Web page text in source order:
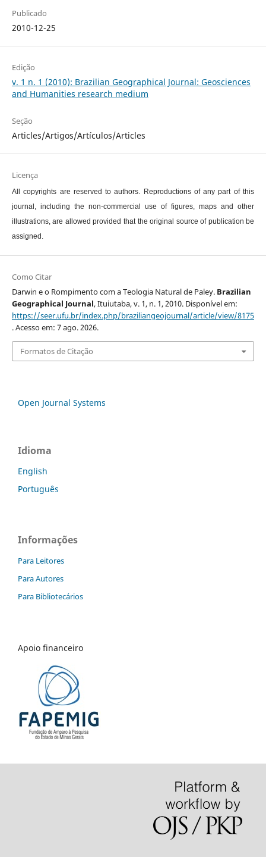
Publicado
2010-12-25
Edição
v. 1 n. 1 (2010): Brazilian Geographical Journal: Geosciences
and Humanities research medium
Seção
Articles/Artigos/Artículos/Articles
Licença
All copyrights are reserved to authors. Reproductions of any part of this
journal, including the non-commercial use of figures, maps and other
illustrations, are allowed provided that the original source of publication be
assigned.
Como Citar
Darwin e o Rompimento com a Teologia Natural de Paley. Brazilian
Geographical Journal, Ituiutaba, v. 1, n. 1, 2010. Disponível em:
https://seer.ufu.br/index.php/braziliangeojournal/article/view/8175
. Acesso em: 7 ago. 2026.
Formatos de Citação
Open Journal Systems
Idioma
English
Português
Informações
Para Leitores
Para Autores
Para Bibliotecários
Apoio financeiro